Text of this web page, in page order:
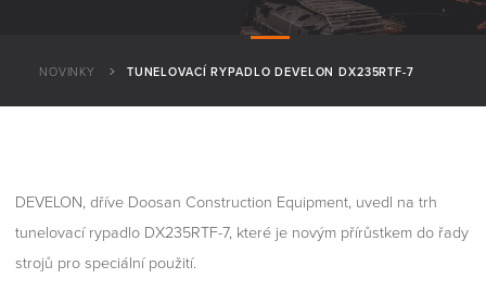
NOVINKY TUNELOVACÍ RYPADLO DEVELON DX235RTF-7
DEVELON, dříve Doosan Construction Equipment, uvedl na trh
tunelovací rypadlo DX235RTF-7, které je novým přírůstkem do řady
strojů pro speciální použití.